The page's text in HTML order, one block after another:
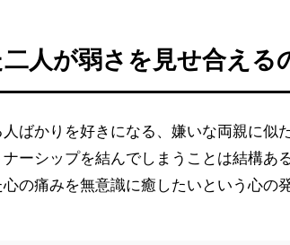
二人が弱さを見せ合える
人ばかりを好きになる、嫌いな両親に似
ナーシップを結んでしまうことは結構あ
の痛みを無意識に癒したいという心の